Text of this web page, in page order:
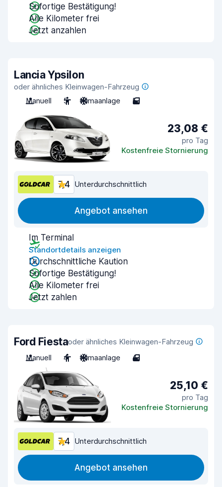
Sofortige Bestätigung!
Alle Kilometer frei
Jetzt anzahlen
Lancia Ypsilon
oder ähnliches Kleinwagen-Fahrzeug
Manuell
5 Klimaanlage 5
23,08 €
pro Tag
Kostenfreie Stornierung
7,4 Unterdurchschnittlich
Angebot ansehen
Im Terminal
Standortdetails anzeigen
Durchschnittliche Kaution
Sofortige Bestätigung!
Alle Kilometer frei
Jetzt zahlen
Ford Fiestaoder ähnliches Kleinwagen-Fahrzeug
Manuell
4 Klimaanlage 4
25,10 €
pro Tag
Kostenfreie Stornierung
7,4 Unterdurchschnittlich
Angebot ansehen